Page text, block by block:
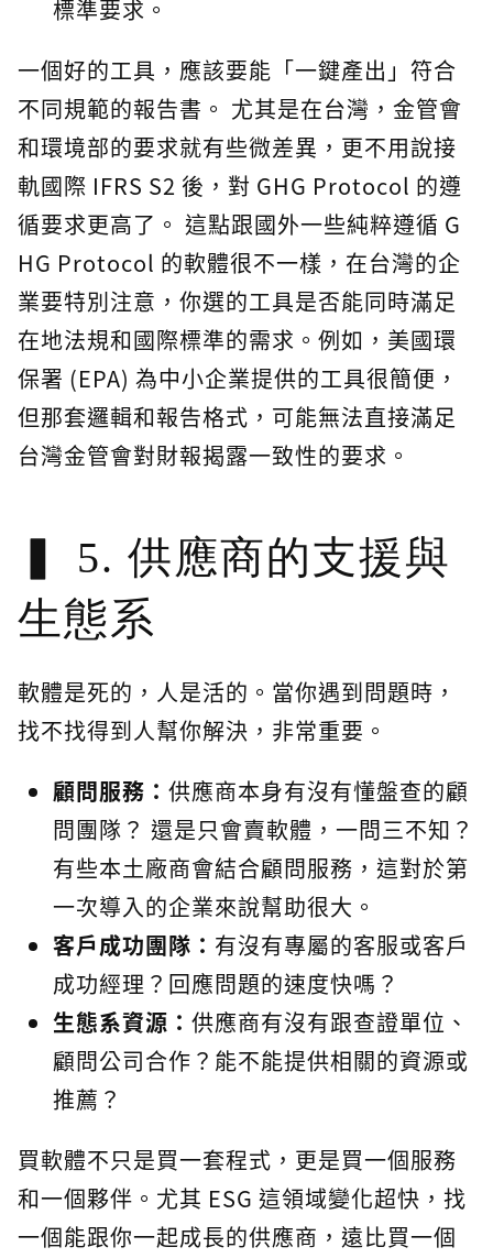
標準要求。
一個好的工具，應該要能「一鍵產出」符合
不同規範的報告書。 尤其是在台灣，金管會
和環境部的要求就有些微差異，更不用說接
軌國際 IFRS S2 後，對 GHG Protocol 的遵
循要求更高了。 這點跟國外一些純粹遵循 G
HG Protocol 的軟體很不一樣，在台灣的企
業要特別注意，你選的工具是否能同時滿足
在地法規和國際標準的需求。例如，美國環
保署 (EPA) 為中小企業提供的工具很簡便，
但那套邏輯和報告格式，可能無法直接滿足
台灣金管會對財報揭露一致性的要求。
5. 供應商的支援與
生態系
軟體是死的，人是活的。當你遇到問題時，
找不找得到人幫你解決，非常重要。
顧問服務： 供應商本身有沒有懂盤查的顧
問團隊？ 還是只會賣軟體，一問三不知？
有些本土廠商會結合顧問服務，這對於第
一次導入的企業來說幫助很大。
客戶成功團隊： 有沒有專屬的客服或客戶
成功經理？回應問題的速度快嗎？
生態系資源： 供應商有沒有跟查證單位、
顧問公司合作？能不能提供相關的資源或
推薦？
買軟體不只是買一套程式，更是買一個服務
和一個夥伴。尤其 ESG 這領域變化超快，找
一個能跟你一起成長的供應商，遠比買一個